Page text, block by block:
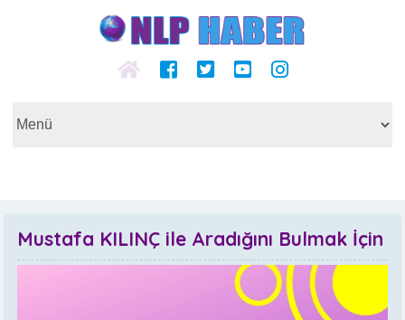
Mustafa KILINÇ ile Aradığını Bulmak İçin